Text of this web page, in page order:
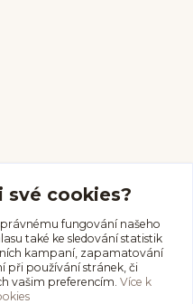
své cookies?
fungování našeho
také ke sledování statistik
kampaní, zapamatování
při používání stránek, či
vašim preferencím. Více k